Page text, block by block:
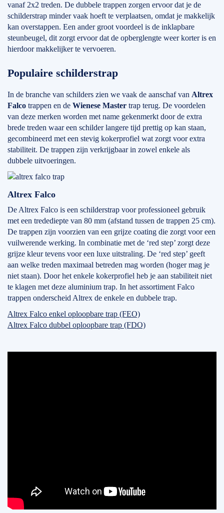
vanaf 2x2 treden. De dubbele trappen zorgen ervoor dat je de
schilderstrap minder vaak hoeft te verplaatsen, omdat je makkelijk
kan overstappen. Een ander groot voordeel is de inklapbare
steunbeugel, dit zorgt ervoor dat de opberglengte weer korter is en
hierdoor makkelijker te vervoeren.
Populaire schilderstrap
In de branche van schilders zien we vaak de aanschaf van Altrex
Falco trappen en de Wienese Master trap terug. De voordelen
van deze merken worden met name gekenmerkt door de extra
brede treden waar een schilder langere tijd prettig op kan staan,
gecombineerd met een stevig kokerprofiel wat zorgt voor extra
stabiliteit. De trappen zijn verkrijgbaar in zowel enkele als
dubbele uitvoeringen.
Altrex Falco
De Altrex Falco is een schilderstrap voor professioneel gebruik
met een tredediepte van 80 mm (afstand tussen de trappen 25 cm).
De trappen zijn voorzien van een grijze coating die zorgt voor een
vuilwerende werking. In combinatie met de ‘red step’ zorgt deze
grijze kleur tevens voor een luxe uitstraling. De ‘red step’ geeft
aan welke treden maximaal betreden mag worden (hoger mag je
niet staan). Door het enkele kokerprofiel heb je aan stabiliteit niet
te klagen met deze aluminium trap. In het assortiment Falco
trappen onderscheid Altrex de enkele en dubbele trap.
Altrex Falco enkel oploopbare trap (FEO)
Altrex Falco dubbel oploopbare trap (FDO)